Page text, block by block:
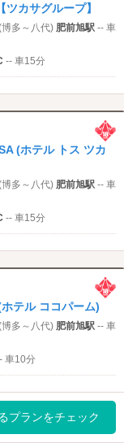
カサグループ】
多～八代) 肥前旭駅 -- 車
-- 車15分
(ホテル トス ツカ
多～八代) 肥前旭駅 -- 車
-- 車15分
テル ココパーム)
多～八代) 肥前旭駅 -- 車
車10分
プランをチェック